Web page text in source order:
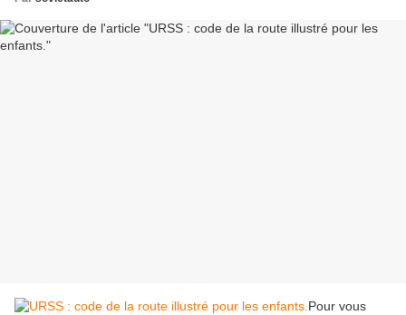
Pour vous